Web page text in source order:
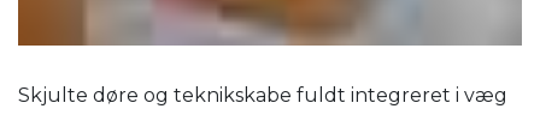
Skjulte døre og teknikskabe fuldt integreret i væg